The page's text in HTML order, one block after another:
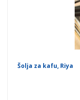
Šolja za kafu, Riya